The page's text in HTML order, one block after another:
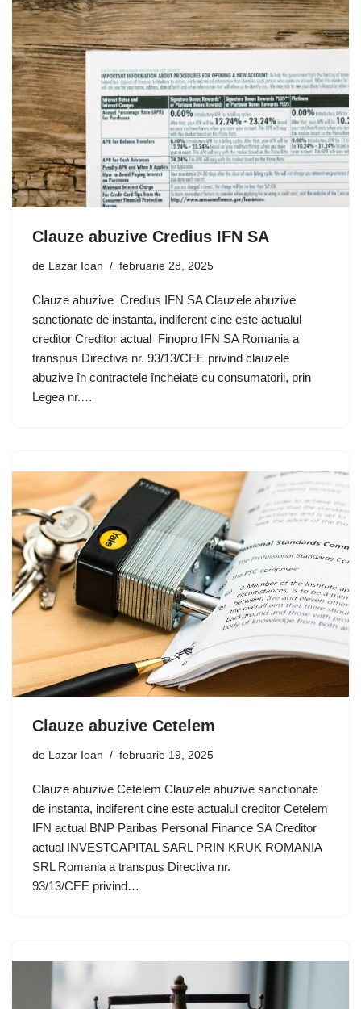
Clauze abuzive Credius IFN SA
de Lazar Ioan februarie 28, 2025
Clauze abuzive Credius IFN SA Clauzele abuzive
sanctionate de instanta, indiferent cine este actualul
creditor Creditor actual Finopro IFN SA Romania a
transpus Directiva nr. 93/13/CEE privind clauzele
abuzive în contractele încheiate cu consumatorii, prin
Legea nr.…
Clauze abuzive Cetelem
de Lazar Ioan februarie 19, 2025
Clauze abuzive Cetelem Clauzele abuzive sanctionate
de instanta, indiferent cine este actualul creditor Cetelem
IFN actual BNP Paribas Personal Finance SA Creditor
actual INVESTCAPITAL SARL PRIN KRUK ROMANIA
SRL Romania a transpus Directiva nr.
93/13/CEE privind…